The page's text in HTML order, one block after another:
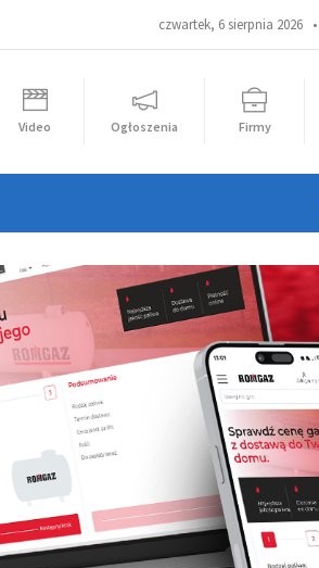
czwartek, 6 sierpnia 2026 •
Video Ogłoszenia Firmy